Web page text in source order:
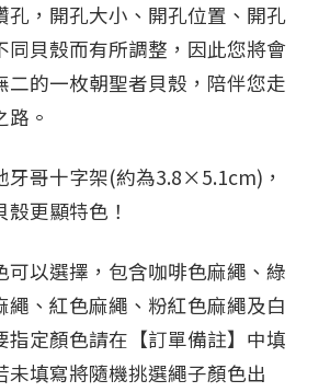
孔，開孔大小、開孔位置、開孔
同貝殼而有所調整，因此您將會
二的一枚朝聖者貝殼，陪伴您走
。
牙哥十字架(約為3.8×5.1cm)，
更顯特色！
可以選擇，包含咖啡色麻繩、綠
繩、紅色麻繩、粉紅色麻繩及白
指定顏色請在【訂單備註】中填
未填寫將隨機挑選繩子顏色出